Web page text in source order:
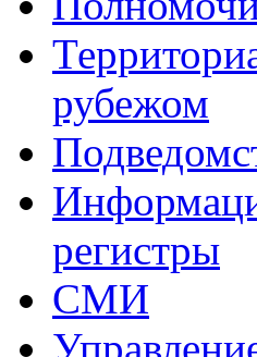
рубежом
регистры
СМИ